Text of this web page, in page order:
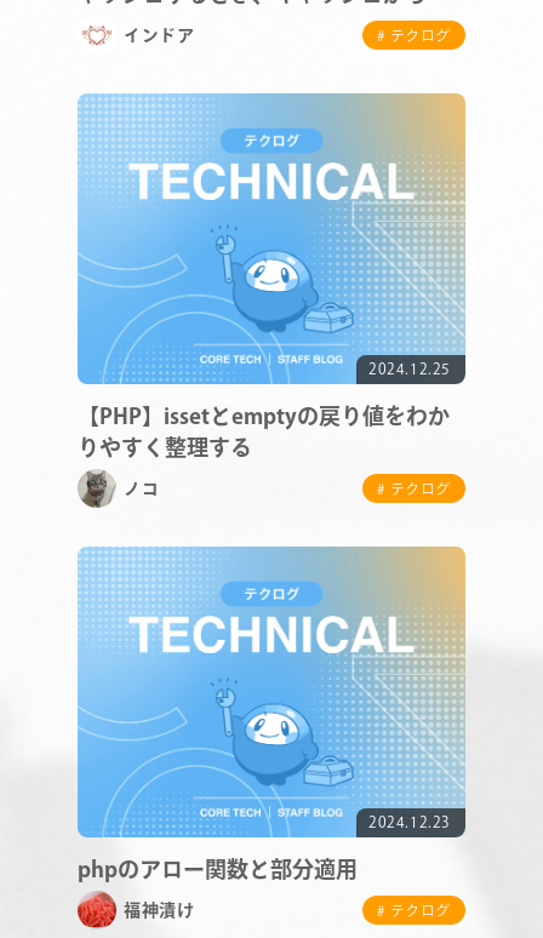
COMPANY
SERVICE
STAFF BLOG
NEWS
RECRUIT
果を得るとき｝にどういう処理をして
インドア # テクログ
2024.12.25
【PHP】issetとemptyの戻り値をわか
りやすく整理する
ノコ # テクログ
2024.12.23
phpのアロー関数と部分適用
福神漬け # テクログ